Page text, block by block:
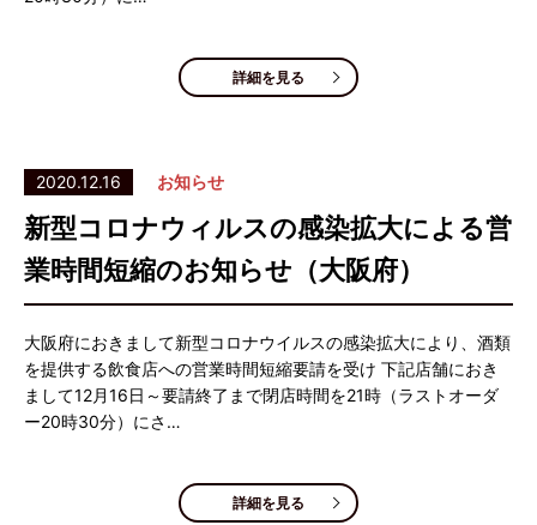
詳細を見る
2020.12.16 お知らせ
新型コロナウィルスの感染拡大による営
業時間短縮のお知らせ（大阪府）
大阪府におきまして新型コロナウイルスの感染拡大により、酒類
を提供する飲食店への営業時間短縮要請を受け 下記店舗におき
まして12月16日～要請終了まで閉店時間を21時（ラストオーダ
ー20時30分）にさ…
詳細を見る